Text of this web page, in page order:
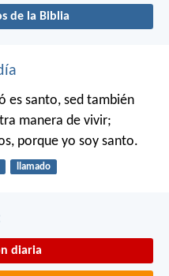
de la Biblia
es santo, sed también
manera de vivir;
porque yo soy santo.
llamado
diaria